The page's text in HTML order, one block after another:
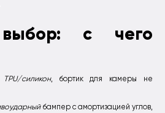
с чего
TPU/силикон, бортик для камеры не
бампер с амортизацией углов,